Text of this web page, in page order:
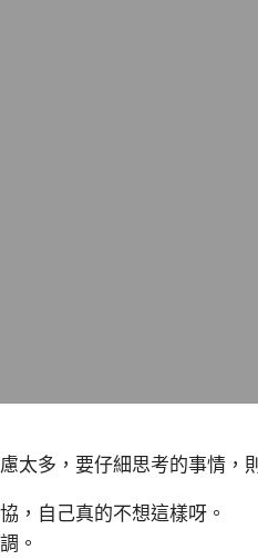
太多，要仔細思考的事情，
，自己真的不想這樣呀。
。